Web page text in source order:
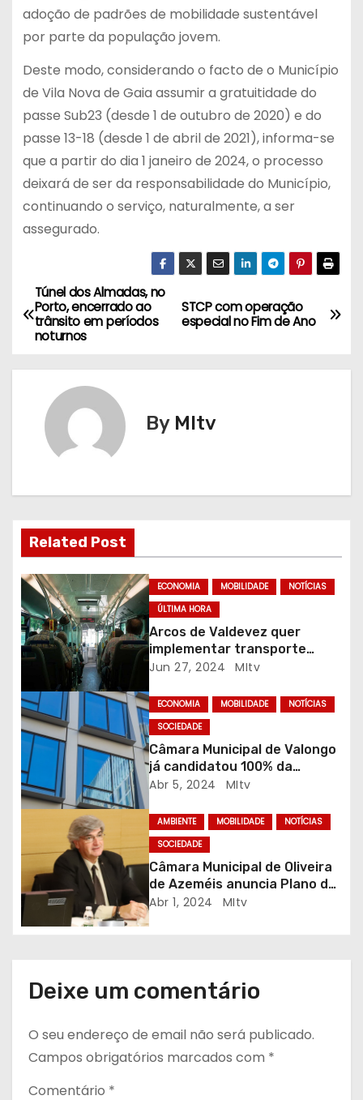
adoção de padrões de mobilidade sustentável
por parte da população jovem.
Deste modo, considerando o facto de o Município
de Vila Nova de Gaia assumir a gratuitidade do
passe Sub23 (desde 1 de outubro de 2020) e do
passe 13-18 (desde 1 de abril de 2021), informa-se
que a partir do dia 1 janeiro de 2024, o processo
deixará de ser da responsabilidade do Município,
continuando o serviço, naturalmente, a ser
assegurado.
N
a
v
ã
o
d
e
r
t
i
g
o
s
STCP com operação
especial no Fim de Ano
Túnel dos Almadas, no
Porto, encerrado ao
trânsito em períodos
noturnos
By MItv
Related Post
ECONOMIA MOBILIDADE
NOTÍCIAS
ÚLTIMA HORA
Arcos de Valdevez quer
implementar transporte
flexível no concelho
Jun 27, 2024 MItv
ECONOMIA MOBILIDADE
NOTÍCIAS
SOCIEDADE
Câmara Municipal de Valongo
já candidatou 100% da
Estratégia Local de
Abr 5, 2024 MItv
AMBIENTE MOBILIDADE
NOTÍCIAS
SOCIEDADE
Câmara Municipal de Oliveira
de Azeméis anuncia Plano de
Mobilidade Urbana
Abr 1, 2024 MItv
Deixe um comentário
O seu endereço de email não será publicado.
Campos obrigatórios marcados com *
Comentário *